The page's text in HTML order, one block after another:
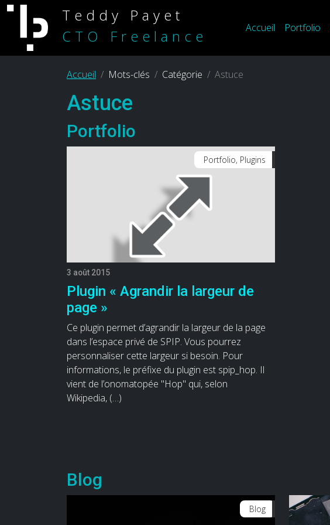
Teddy Payet
CTO Freelance
Accueil Portfolio
Accueil Mots-clés Catégorie Astuce
Astuce
Portfolio
Portfolio, Plugins
3 août 2015
Plugin « Agrandir la largeur de
page »
Ce plugin permet d’agrandir la largeur de la page
dans l’espace privé de SPIP. Vous pourrez
personnaliser cette largeur si besoin. Pour
informations, le préfixe du plugin est spip_hop. Il
vient de l’onomatopée "Hop" qui, selon
Wikipedia, (…)
Blog
Blog